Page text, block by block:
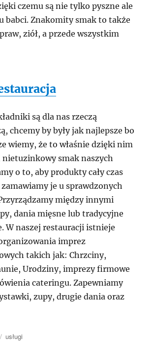
czemu są nie tylko pyszne ale
babci. Znakomity smak to także
ziół, a przede wszystkim
są dla nas rzeczą
chcemy by były jak najlepsze bo
wiemy, że to właśnie dzięki nim
smak naszych
o to, aby produkty cały czas
zamawiamy je u sprawdzonych
między innymi
dania mięsne lub tradycyjne
W naszej restauracji istnieje
imprez
takich jak: Chrzciny,
Urodziny, imprezy firmowe
cateringu. Zapewniamy
zupy, drugie dania oraz
Kategorie
usługi